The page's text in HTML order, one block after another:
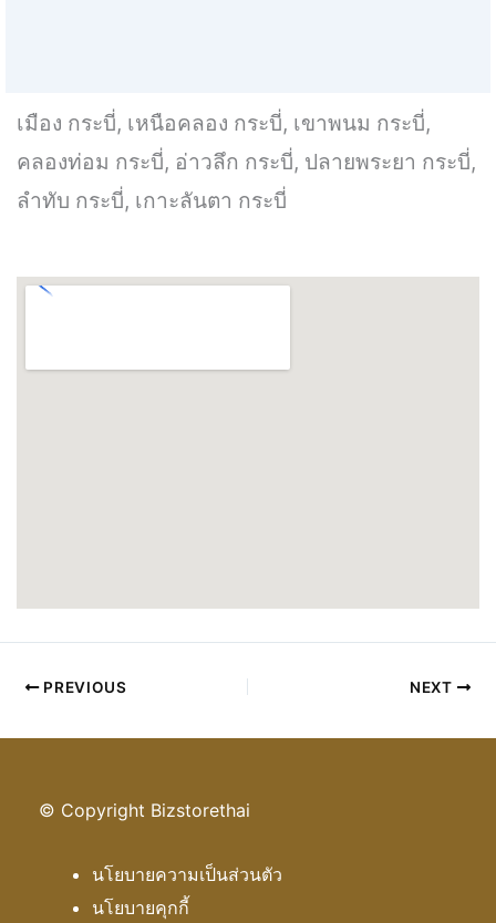
เมือง กระบี่, เหนือคลอง กระบี่, เขาพนม กระบี่,
คลองท่อม กระบี่, อ่าวลึก กระบี่, ปลายพระยา กระบี่,
ลำทับ กระบี่, เกาะลันตา กระบี่
PREVIOUS NEXT
© Copyright Bizstorethai
นโยบายความเป็นส่วนตัว
นโยบายคุกกี้